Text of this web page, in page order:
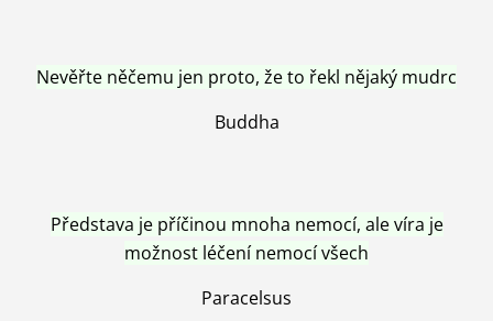
Nevěřte něčemu jen proto, že to řekl nějaký mudrc
Buddha
Představa je příčinou mnoha nemocí, ale víra je
možnost léčení nemocí všech
Paracelsus